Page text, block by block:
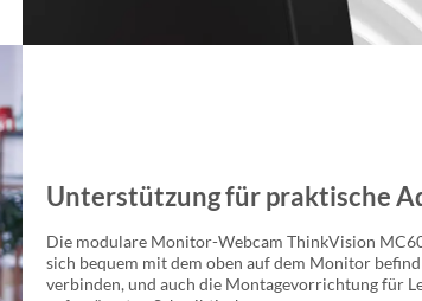
Unterstützung für praktische
Die modulare Monitor-Webcam ThinkVision
sich bequem mit dem oben auf dem Monitor
verbinden, und auch die Montagevorrichtung für